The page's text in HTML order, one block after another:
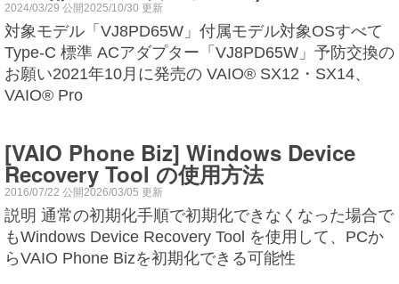
2024/03/29 公開2025/10/30 更新
対象モデル「VJ8PD65W」付属モデル対象OSすべて
Type-C 標準 ACアダプター「VJ8PD65W」予防交換の
お願い2021年10月に発売の VAIO® SX12・SX14、
VAIO® Pro
[VAIO Phone Biz] Windows Device
Recovery Tool の使用方法
2016/07/22 公開2026/03/05 更新
説明 通常の初期化手順で初期化できなくなった場合で
もWindows Device Recovery Tool を使用して、PCか
らVAIO Phone Bizを初期化できる可能性